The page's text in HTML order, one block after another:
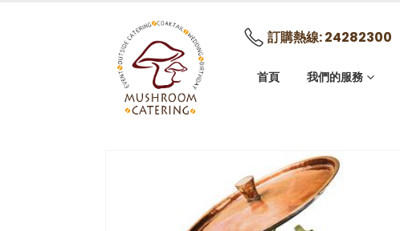
訂購熱線: 24282300
首頁 我們的服務